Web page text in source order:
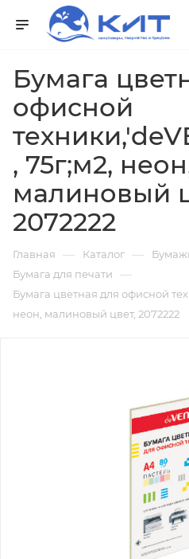
Бумага
офисной
, 75г;м2,
малиновый
2072222
Главная — Каталог —
Бумага для печати —
Бумага цветная для офисной
неон, малиновый цвет, 2072222